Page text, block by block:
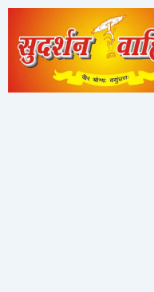
Skip
content